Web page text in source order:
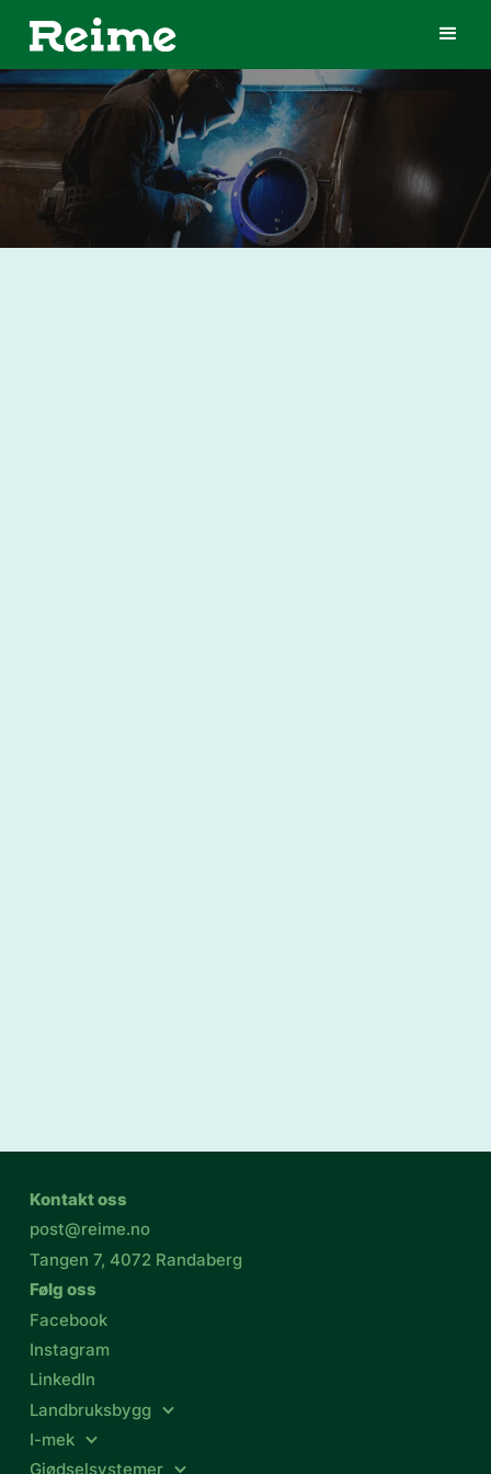
Kontakt oss
post@reime.no
Tangen 7, 4072 Randaberg
Følg oss
Facebook
Instagram
LinkedIn
Landbruksbygg
I-mek
Gjødselsystemer